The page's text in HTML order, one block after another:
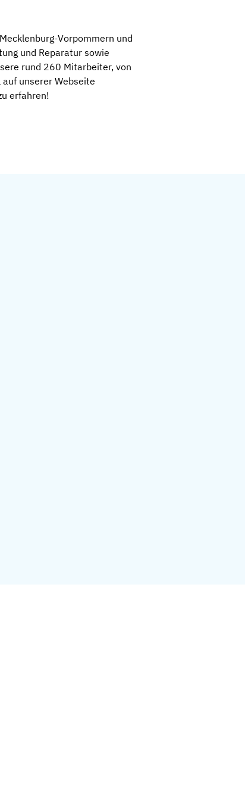
Vorpommern und
und Reparatur sowie
rund 260 Mitarbeiter, von
unserer Webseite
erfahren!